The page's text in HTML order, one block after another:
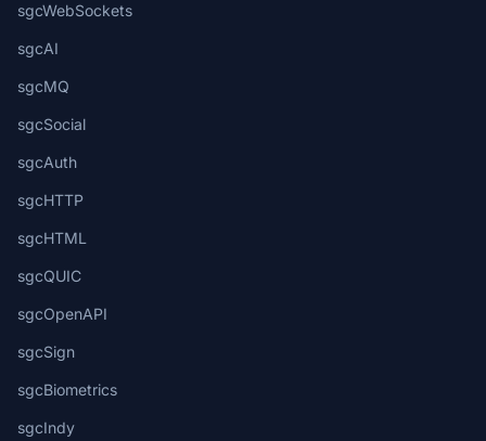
sgcWebSockets
sgcAI
sgcMQ
sgcSocial
sgcAuth
sgcHTTP
sgcHTML
sgcQUIC
sgcOpenAPI
sgcSign
sgcBiometrics
sgcIndy